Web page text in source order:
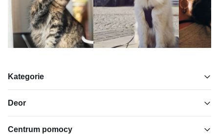
Kategorie
Deor
Centrum pomocy